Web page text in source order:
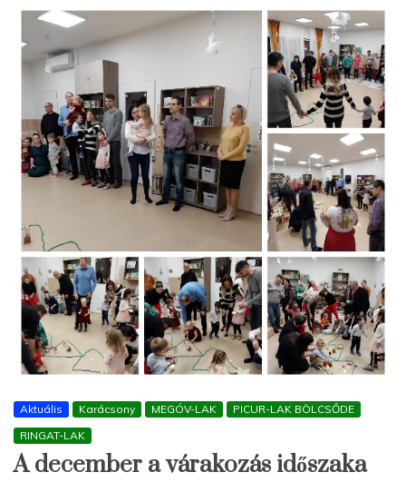
Aktuális Karácsony MEGÓV-LAK
PICUR-LAK BÖLCSŐDE
RINGAT-LAK
A december a várakozás időszaka